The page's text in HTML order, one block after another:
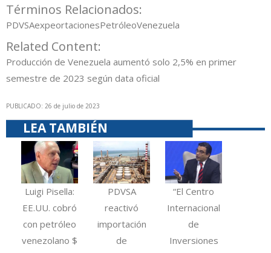
Términos Relacionados:
PDVSAexpeortacionesPetróleoVenezuela
Related Content:
Producción de Venezuela aumentó solo 2,5% en primer
semestre de 2023 según data oficial
PUBLICADO: 26 de julio de 2023
LEA TAMBIÉN
Luigi Pisella:
EE.UU. cobró
con petróleo
venezolano $
PDVSA
reactivó
importación
de
“El Centro
Internacional
de
Inversiones